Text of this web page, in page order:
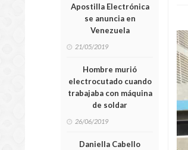
Apostilla Electrónica
se anuncia en
Venezuela
21/05/2019
Hombre murió
electrocutado cuando
trabajaba con máquina
de soldar
26/06/2019
Daniella Cabello